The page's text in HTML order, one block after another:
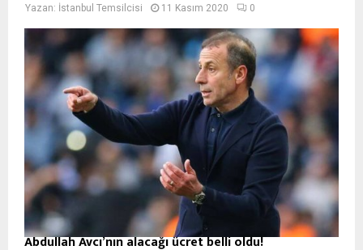
Yazan: İstanbul Temsilcisi 11 Kasım 2020 0
Abdullah Avcı’nın alacağı ücret belli oldu!